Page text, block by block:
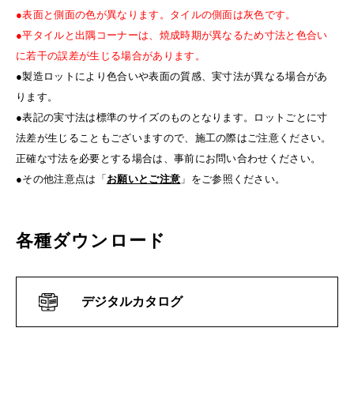
●表面と側面の色が異なります。タイルの側面は灰色です。
●平タイルと出隅コーナーは、焼成時期が異なるため寸法と色合い
に若干の誤差が生じる場合があります。
●製造ロットにより色合いや表面の質感、実寸法が異なる場合があ
ります。
●表記の実寸法は標準のサイズのものとなります。ロットごとに寸
法差が生じることもございますので、施工の際はご注意ください。
正確な寸法を必要とする場合は、事前にお問い合わせください。
●その他注意点は「 お願いとご注意 」をご参照ください。
各種ダウンロード
デジタルカタログ